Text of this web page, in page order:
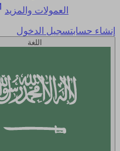
العمولات والمزيد
إنشاء حسابتسجيل الدخول
اللغة